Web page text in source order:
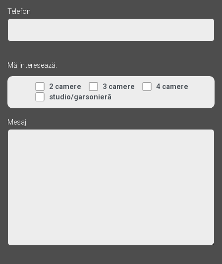
Telefon
Mă interesează:
2 camere 3 camere
4 camere
studio/garsonieră
Mesaj